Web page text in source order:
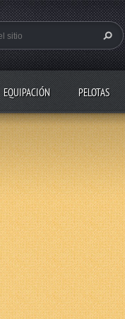
EQUIPACIÓN PELOTAS